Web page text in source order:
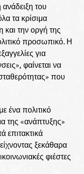
του
τα κρίσιμα
την οργή της
προσωπικό. Η
για
φαίνεται να
που
ένα πολιτικό
της «ανάπτυξης»
επιτακτικά
ξεκάθαρα
φιέστες